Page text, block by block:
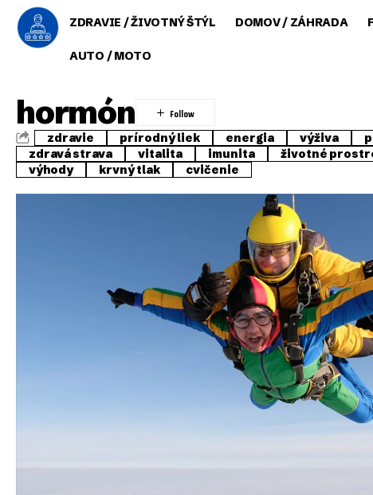
ZDRAVIE / ŽIVOTNÝ ŠTÝL DOMOV / ZÁHRADA
AUTO / MOTO
hormón
zdravie prírodný liek energia výživa
zdravá strava
vitalita imunita životné
výhody
krvný tlak cvičenie